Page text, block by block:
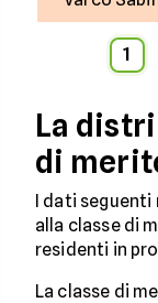
1
La
di
I dati seguenti
alla classe di
residenti in
La classe di